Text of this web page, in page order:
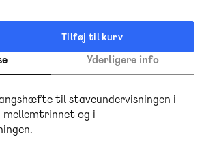
Tilføj til kurv
Yderligere info
til staveundervisningen i
mellemtrinnet og i